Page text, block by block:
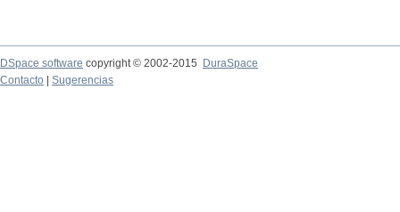
DSpace software copyright © 2002-2015
DuraSpace
Contacto
Sugerencias